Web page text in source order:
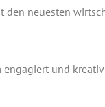
den neu­es­ten
und